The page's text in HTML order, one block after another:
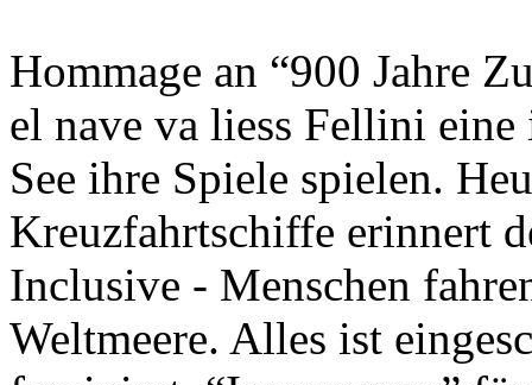
Hommage an “900 Jahre
el nave va liess Fellini
See ihre Spiele spielen.
Kreuzfahrtschiffe erinnert
Inclusive - Menschen
Weltmeere. Alles ist